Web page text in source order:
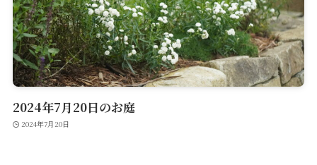
2024年7月20日のお庭
2024年7月20日